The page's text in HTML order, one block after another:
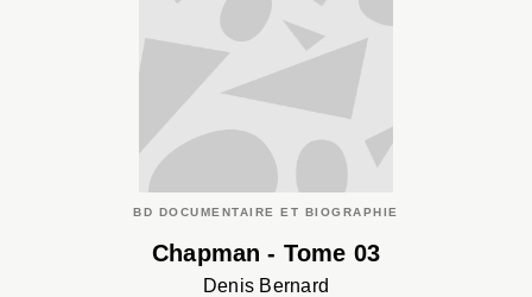
BD DOCUMENTAIRE ET BIOGRAPHIE
Chapman - Tome 03
Denis Bernard